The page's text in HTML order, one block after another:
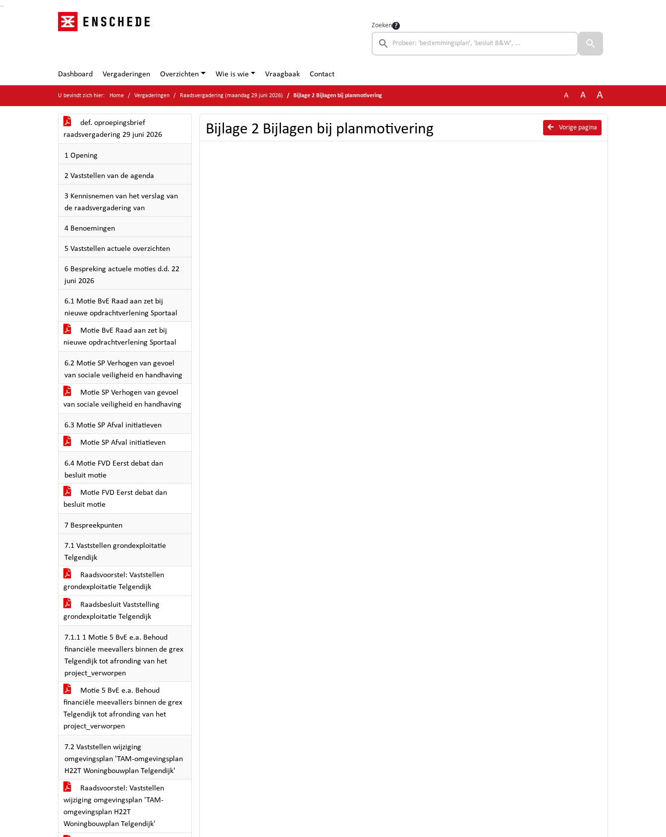
Ga naar de inhoud van deze pagina
Ga naar het zoeken
Ga naar het menu
Zoeken
Dashboard Vergaderingen Overzichten Wie is wie Vraagbaak Contact
U bevindt zich hier: Home Vergaderingen Raadsvergadering (maandag 29 juni 2026) Bijlage 2 Bijlagen bij planmotivering A A A
def. oproepingsbrief
raadsvergadering 29 juni 2026
1 Opening
2 Vaststellen van de agenda
3 Kennisnemen van het verslag van
de raadsvergadering van
4 Benoemingen
5 Vaststellen actuele overzichten
6 Bespreking actuele moties d.d. 22
juni 2026
6.1 Motie BvE Raad aan zet bij
nieuwe opdrachtverlening Sportaal
Motie BvE Raad aan zet bij
nieuwe opdrachtverlening Sportaal
6.2 Motie SP Verhogen van gevoel
van sociale veiligheid en handhaving
Motie SP Verhogen van gevoel
van sociale veiligheid en handhaving
6.3 Motie SP Afval initiatieven
Motie SP Afval initiatieven
6.4 Motie FVD Eerst debat dan
besluit motie
Motie FVD Eerst debat dan
besluit motie
7 Bespreekpunten
7.1 Vaststellen grondexploitatie
Telgendijk
Raadsvoorstel: Vaststellen
grondexploitatie Telgendijk
Raadsbesluit Vaststelling
grondexploitatie Telgendijk
7.1.1 1 Motie 5 BvE e.a. Behoud
financiële meevallers binnen de grex
Telgendijk tot afronding van het
project_verworpen
Motie 5 BvE e.a. Behoud
financiële meevallers binnen de grex
Telgendijk tot afronding van het
project_verworpen
7.2 Vaststellen wijziging
omgevingsplan 'TAM-omgevingsplan
H22T Woningbouwplan Telgendijk'
Raadsvoorstel: Vaststellen
wijziging omgevingsplan 'TAM-
omgevingsplan H22T
Woningbouwplan Telgendijk'
Vorige pagina
Bijlage 2 Bijlagen bij planmotivering